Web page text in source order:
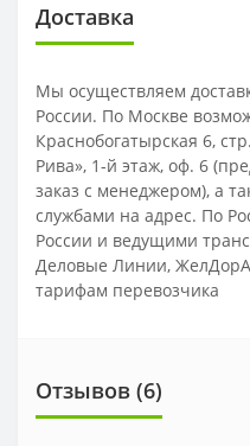
Доставка
Мы осуществляем
России. По Москве
Краснобогатырская 6,
Рива», 1-й этаж, оф. 6
заказ с менеджером), а
службами на адрес. По
России и ведущими
Деловые Линии,
тарифам перевозчика
Отзывов (6)